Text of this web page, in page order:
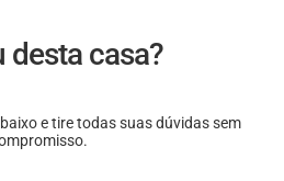
desta casa?
e tire todas suas dúvidas sem